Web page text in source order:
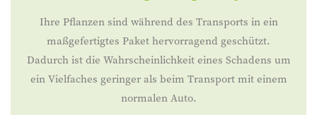
Ihre Pflanzen sind während des Transports in ein
maßgefertigtes Paket hervorragend geschützt.
Dadurch ist die Wahrscheinlichkeit eines Schadens um
ein Vielfaches geringer als beim Transport mit einem
normalen Auto.